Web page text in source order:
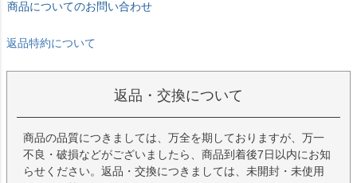
商品の品質につきましては、万全を期しておりますが、万一
に限り可能です。